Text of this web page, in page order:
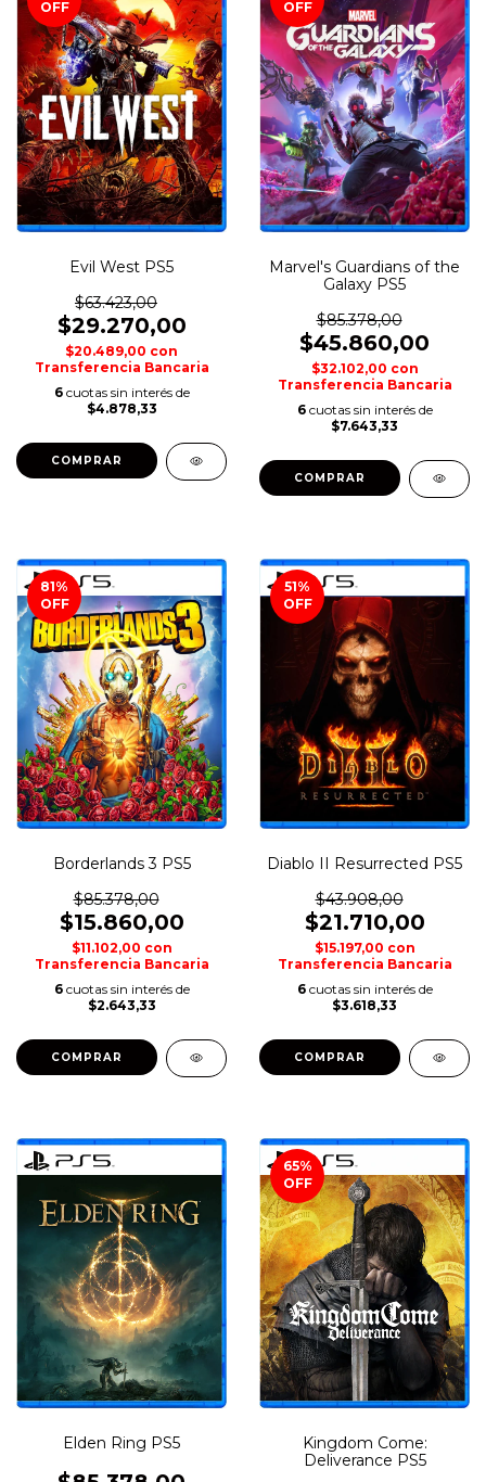
OFF
Evil West PS5
$63.423,00
$29.270,00
$20.489,00 con
Transferencia Bancaria
6 cuotas sin interés de
$4.878,33
COMPRAR
OFF
Marvel's Guardians of the
Galaxy PS5
$85.378,00
$45.860,00
$32.102,00 con
Transferencia Bancaria
6 cuotas sin interés de
$7.643,33
COMPRAR
81%
OFF
Borderlands 3 PS5
$85.378,00
$15.860,00
$11.102,00 con
Transferencia Bancaria
6 cuotas sin interés de
$2.643,33
COMPRAR
51%
OFF
Diablo II Resurrected PS5
$43.908,00
$21.710,00
$15.197,00 con
Transferencia Bancaria
6 cuotas sin interés de
$3.618,33
COMPRAR
Elden Ring PS5
65%
OFF
Kingdom Come:
Deliverance PS5